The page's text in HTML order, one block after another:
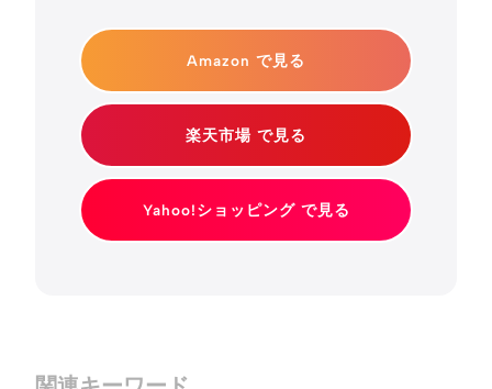
Amazon で見る
楽天市場 で見る
Yahoo!ショッピング で見る